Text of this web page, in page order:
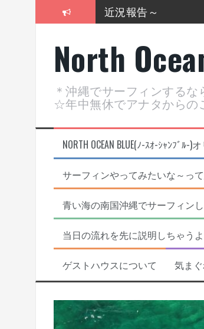
2026年明けました〜
近況報告ww
支部長就任報告と
North
＊沖縄でサーフィンするな
☆年中無休でアナタからの
NORTH OCEAN BLUE(ﾉ-ｽｵ-ｼｬﾝﾌﾞ
サーフィンやってみたいな～
青い海の南国沖縄でサーフィン
当日の流れを先に説明しちゃう
ゲストハウスについて 気まぐ